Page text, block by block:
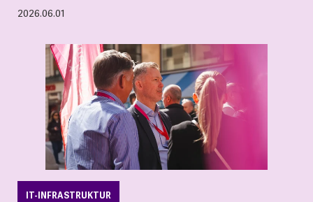
2026.06.01
IT-INFRASTRUKTUR